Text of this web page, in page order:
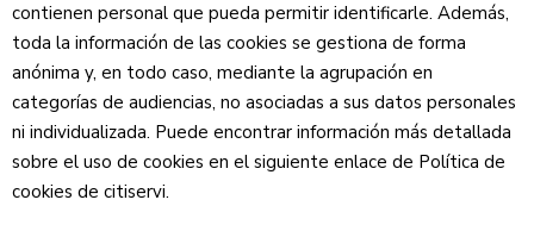
contienen personal que pueda permitir identificarle. Además,
toda la información de las cookies se gestiona de forma
anónima y, en todo caso, mediante la agrupación en
categorías de audiencias, no asociadas a sus datos personales
ni individualizada. Puede encontrar información más detallada
sobre el uso de cookies en el siguiente enlace de Política de
cookies de citiservi.